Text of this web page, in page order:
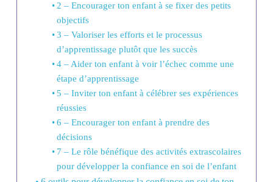
2 – Encourager ton enfant à se fixer des petits
objectifs
3 – Valoriser les efforts et le processus
d’apprentissage plutôt que les succès
4 – Aider ton enfant à voir l’échec comme une
étape d’apprentissage
5 – Inviter ton enfant à célébrer ses expériences
réussies
6 – Encourager ton enfant à prendre des
décisions
7 – Le rôle bénéfique des activités extrascolaires
pour développer la confiance en soi de l’enfant